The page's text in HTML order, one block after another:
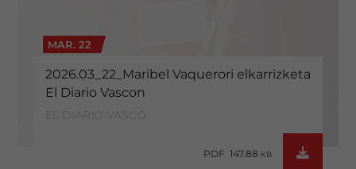
MAR. 22
2026.03_22_Maribel Vaquerori elkarrizketa
El Diario Vascon
PDF 147.88 KB